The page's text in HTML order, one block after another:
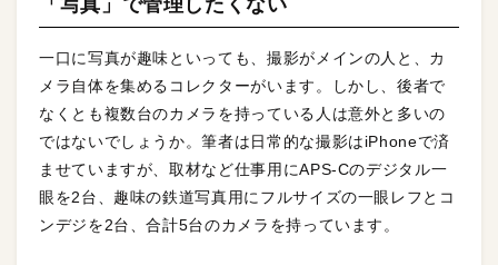
「写真」で管理したくない
一口に写真が趣味といっても、撮影がメインの人と、カ
メラ自体を集めるコレクターがいます。しかし、後者で
なくとも複数台のカメラを持っている人は意外と多いの
ではないでしょうか。筆者は日常的な撮影はiPhoneで済
ませていますが、取材など仕事用にAPS-Cのデジタル一
眼を2台、趣味の鉄道写真用にフルサイズの一眼レフとコ
ンデジを2台、合計5台のカメラを持っています。